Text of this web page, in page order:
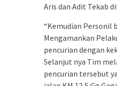
Aris dan Adit Tekab
“Kemudian Personil
Mengamankan
pencurian dengan
Selanjut nya Tim
pencurian tersebut